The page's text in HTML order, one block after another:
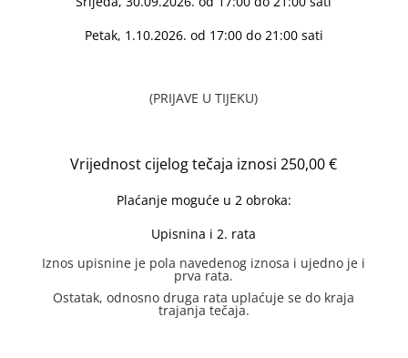
Petak, 1.10.2026. od 17:00 do 21:00 sati
(PRIJAVE U TIJEKU)
Vrijednost cijelog tečaja iznosi 250,00 €
Plaćanje moguće u 2 obroka:
Upisnina i 2. rata
Iznos upisnine je pola navedenog iznosa i ujedno je i
prva rata.
Ostatak, odnosno druga rata uplaćuje se do kraja
trajanja tečaja.